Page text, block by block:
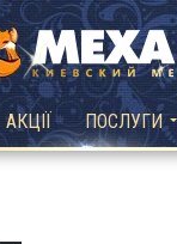
АКЦІЇ ПОСЛУГИ